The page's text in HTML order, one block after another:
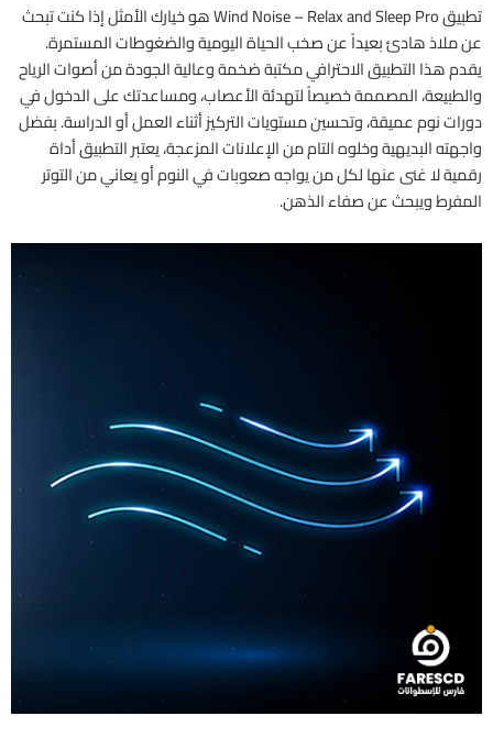
تطبيق Wind Noise – Relax and Sleep Pro هو خيارك الأمثل إذا كنت تبحث
عن ملاذ هادئ بعيداً عن صخب الحياة اليومية والضغوطات المستمرة.
يقدم هذا التطبيق الاحترافي مكتبة ضخمة وعالية الجودة من أصوات الرياح
والطبيعة، المصممة خصيصاً لتهدئة الأعصاب، ومساعدتك على الدخول في
دورات نوم عميقة، وتحسين مستويات التركيز أثناء العمل أو الدراسة. بفضل
واجهته البديهية وخلوه التام من الإعلانات المزعجة، يعتبر التطبيق أداة
رقمية لا غنى عنها لكل من يواجه صعوبات في النوم أو يعاني من التوتر
المفرط ويبحث عن صفاء الذهن.